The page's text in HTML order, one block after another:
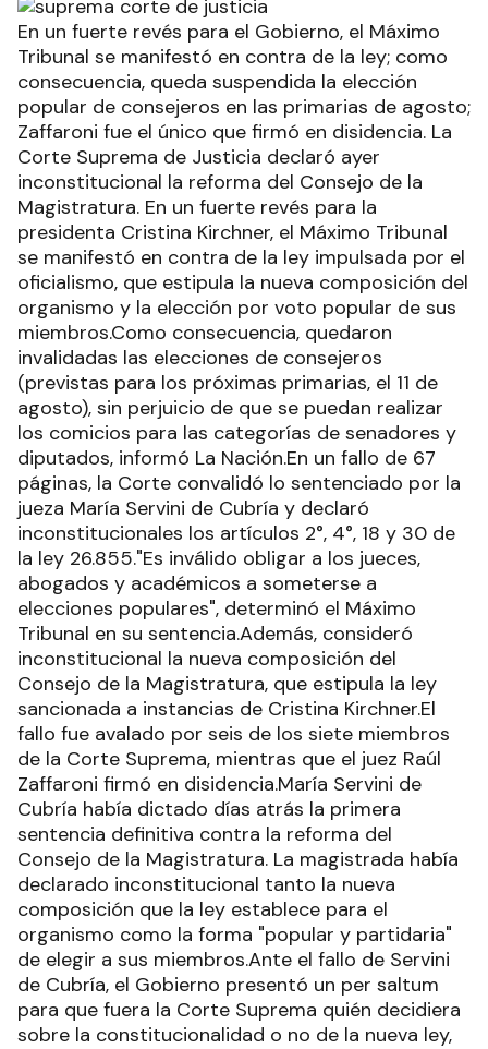
En un fuerte revés para el Gobierno, el Máximo
Tribunal se manifestó en contra de la ley; como
consecuencia, queda suspendida la elección
popular de consejeros en las primarias de agosto;
Zaffaroni fue el único que firmó en disidencia. La
Corte Suprema de Justicia declaró ayer
inconstitucional la reforma del Consejo de la
Magistratura. En un fuerte revés para la
presidenta Cristina Kirchner, el Máximo Tribunal
se manifestó en contra de la ley impulsada por el
oficialismo, que estipula la nueva composición del
organismo y la elección por voto popular de sus
miembros.Como consecuencia, quedaron
invalidadas las elecciones de consejeros
(previstas para los próximas primarias, el 11 de
agosto), sin perjuicio de que se puedan realizar
los comicios para las categorías de senadores y
diputados, informó La Nación.En un fallo de 67
páginas, la Corte convalidó lo sentenciado por la
jueza María Servini de Cubría y declaró
inconstitucionales los artículos 2°, 4°, 18 y 30 de
la ley 26.855."Es inválido obligar a los jueces,
abogados y académicos a someterse a
elecciones populares", determinó el Máximo
Tribunal en su sentencia.Además, consideró
inconstitucional la nueva composición del
Consejo de la Magistratura, que estipula la ley
sancionada a instancias de Cristina Kirchner.El
fallo fue avalado por seis de los siete miembros
de la Corte Suprema, mientras que el juez Raúl
Zaffaroni firmó en disidencia.María Servini de
Cubría había dictado días atrás la primera
sentencia definitiva contra la reforma del
Consejo de la Magistratura. La magistrada había
declarado inconstitucional tanto la nueva
composición que la ley establece para el
organismo como la forma "popular y partidaria"
de elegir a sus miembros.Ante el fallo de Servini
de Cubría, el Gobierno presentó un per saltum
para que fuera la Corte Suprema quién decidiera
sobre la constitucionalidad o no de la nueva ley,